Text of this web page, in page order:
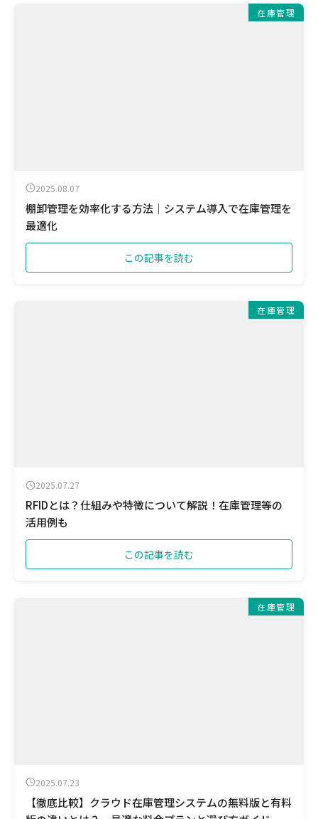
在庫管理
2025.08.07
棚卸管理を効率化する方法｜システム導入で在庫管理を
最適化
この記事を読む
在庫管理
2025.07.27
RFIDとは？仕組みや特徴について解説！在庫管理等の
活用例も
この記事を読む
在庫管理
2025.07.23
【徹底比較】クラウド在庫管理システムの無料版と有料